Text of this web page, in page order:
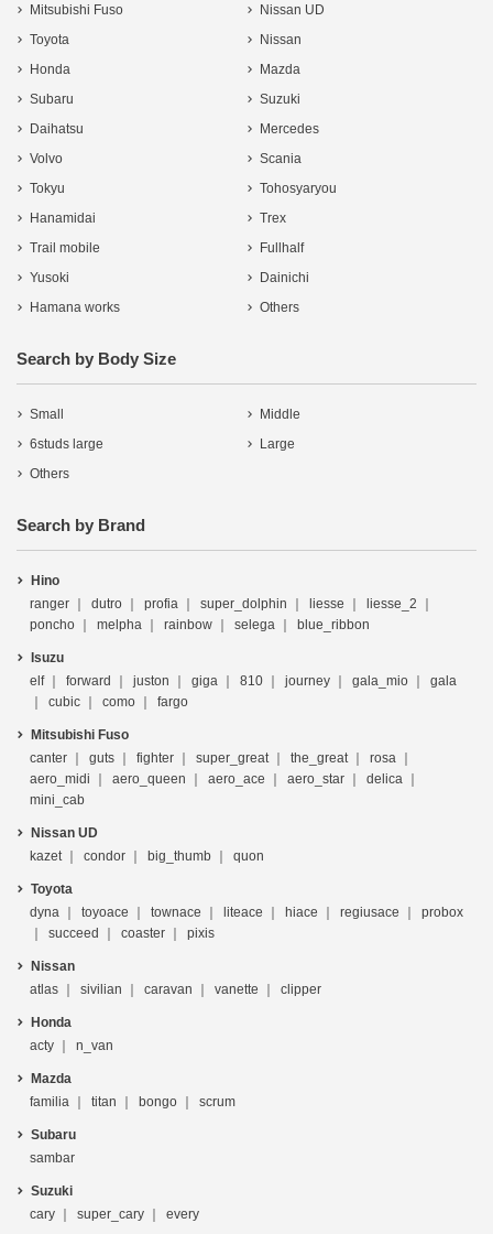
Mitsubishi Fuso
Nissan UD
Toyota
Nissan
Honda
Mazda
Subaru
Suzuki
Daihatsu
Mercedes
Volvo
Scania
Tokyu
Tohosyaryou
Hanamidai
Trex
Trail mobile
Fullhalf
Yusoki
Dainichi
Hamana works
Others
Search by Body Size
Small
Middle
6studs large
Large
Others
Search by Brand
Hino
ranger
dutro profia super_dolphin liesse
liesse_2
poncho
melpha rainbow selega blue_ribbon
Isuzu
elf
forward juston giga 810 journey gala_mio
gala
cubic
como fargo
Mitsubishi Fuso
canter
guts fighter super_great the_great
rosa
aero_midi
aero_queen aero_ace aero_star
delica
mini_cab
Nissan UD
kazet
condor big_thumb quon
Toyota
dyna
toyoace townace liteace hiace regiusace
probox
succeed
coaster pixis
Nissan
atlas
sivilian caravan vanette clipper
Honda
acty
n_van
Mazda
familia
titan bongo scrum
Subaru
sambar
Suzuki
cary
super_cary every